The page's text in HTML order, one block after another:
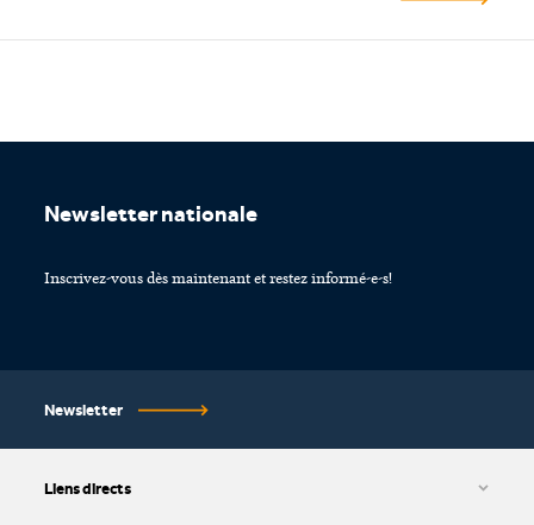
Liens directs
Newsletter nationale
Inscrivez-vous dès maintenant et restez informé-e-s!
Newsletter